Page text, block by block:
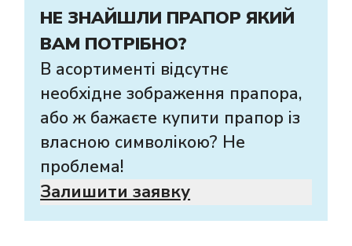
НЕ ЗНАЙШЛИ ПРАПОР ЯКИЙ
ВАМ ПОТРІБНО?
В асортименті відсутнє
необхідне зображення прапора,
або ж бажаєте купити прапор із
власною символікою? Не
проблема!
Залишити заявку